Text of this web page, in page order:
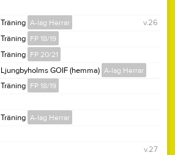
v.26
Träning A-lag Herrar
Träning FP 18/19
Träning FP 20/21
Ljungbyholms GOIF (hemma) A-lag Herrar
Träning FP 18/19
Träning A-lag Herrar
v.27